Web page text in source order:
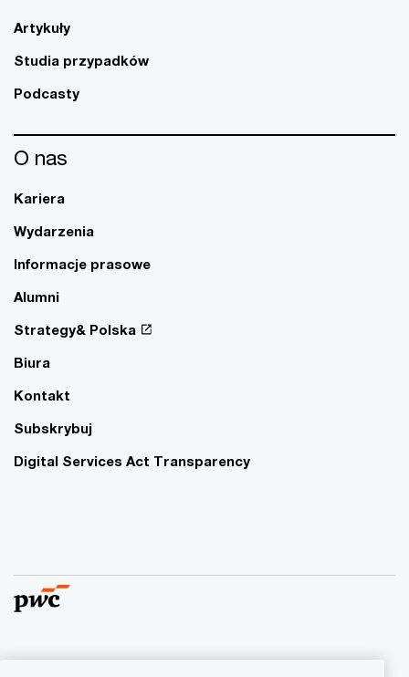
Artykuły
Studia przypadków
Podcasty
O nas
Kariera
Wydarzenia
Informacje prasowe
Alumni
Strategy& Polska
Biura
Kontakt
Subskrybuj
Digital Services Act Transparency
© 2015 - 2026 PwC. Wszelkie prawa zastrzeżone. Nazwa